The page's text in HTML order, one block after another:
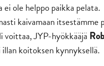
ei ole helppo paikka pelata.
kaivamaan itsestämme
voittaa, JYP-hyökkääjä
koitoksen kynnyksellä.